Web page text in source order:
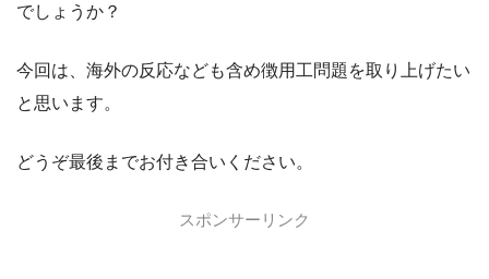
でしょうか？
今回は、海外の反応なども含め徴用工問題を取り上げたい
と思います。
どうぞ最後までお付き合いください。
スポンサーリンク